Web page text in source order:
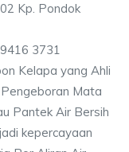
Kp. Pondok
3731
Kelapa yang Ahli
Mata
Pantek Air Bersih
kepercayaan